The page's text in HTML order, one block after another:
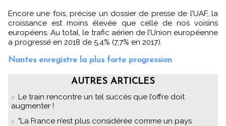
Encore une fois, précise un dossier de presse de l’UAF, la
croissance est moins élevée que celle de nos voisins
européens. Au total, le trafic aérien de l’Union européenne
a progressé en 2018 de 5,4% (7,7% en 2017).
Nantes enregistre la plus forte progression
AUTRES ARTICLES
Le train rencontre un tel succès que l’offre doit
augmenter !
"La France n’est plus considérée comme un pays